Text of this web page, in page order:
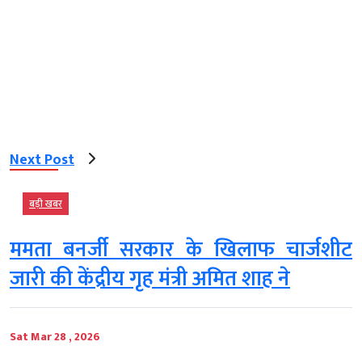
Next Post
बड़ी खबर
ममता बनर्जी सरकार के खिलाफ चार्जशीट
जारी की केंद्रीय गृह मंत्री अमित शाह ने
Sat Mar 28 , 2026